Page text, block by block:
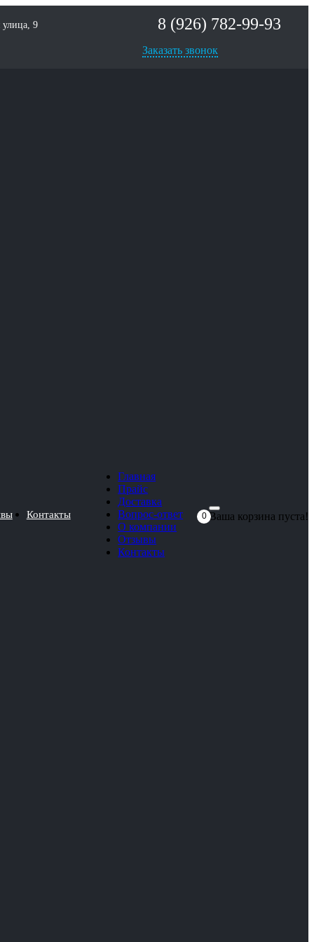
9 8 (926) 782-99-93
Заказать звонок
Контакты
Главная
Прайс
Доставка
Вопрос-ответ
О компании
Отзывы
Контакты
0 Ваша корзина пуста!